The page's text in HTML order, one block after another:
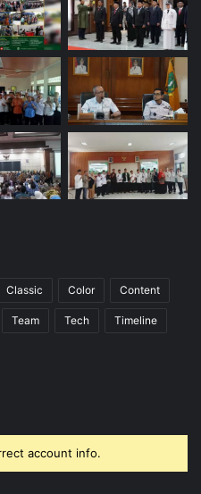
Classic Color Content
Team Tech Timeline
account info.